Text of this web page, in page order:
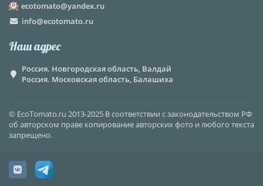
ecotomato@yandex.ru
info@ecotomato.ru
Наш адрес
Россия. Новгородская область, Валдай
Россия. Московская область, Балашиха
© EcoTomato.ru 2013-2025 В соответствии с законодательством РФ
об авторском праве копирование авторских фото и любого текста
запрещено.